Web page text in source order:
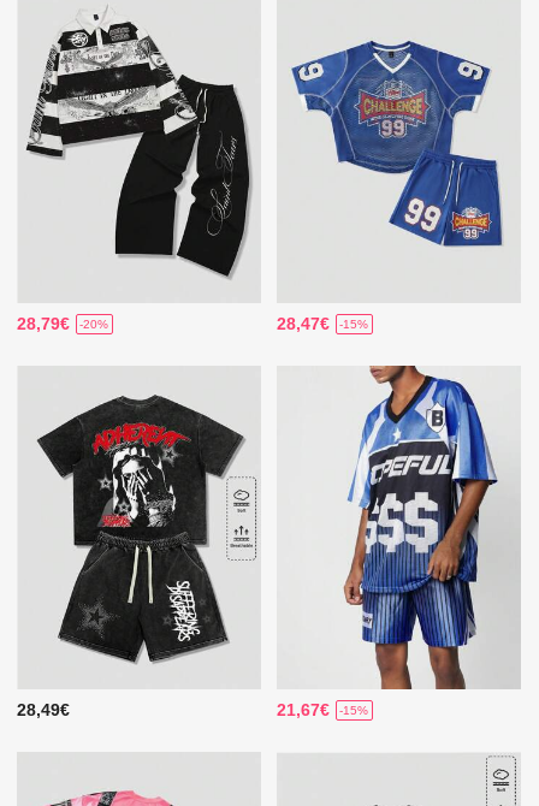
28,79€ -20% 28,47€ -15%
28,49€ 21,67€ -15%